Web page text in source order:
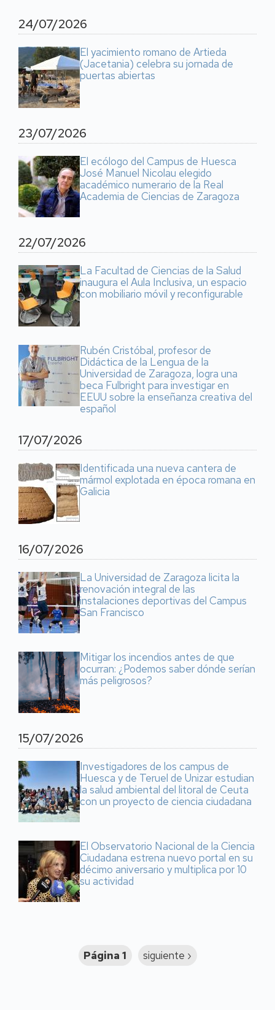
24/07/2026
El yacimiento romano de Artieda
(Jacetania) celebra su jornada de
puertas abiertas
23/07/2026
El ecólogo del Campus de Huesca
José Manuel Nicolau elegido
académico numerario de la Real
Academia de Ciencias de Zaragoza
22/07/2026
La Facultad de Ciencias de la Salud
inaugura el Aula Inclusiva, un espacio
con mobiliario móvil y reconfigurable
Rubén Cristóbal, profesor de
Didáctica de la Lengua de la
Universidad de Zaragoza, logra una
beca Fulbright para investigar en
EEUU sobre la enseñanza creativa del
español
17/07/2026
Identificada una nueva cantera de
mármol explotada en época romana en
Galicia
16/07/2026
La Universidad de Zaragoza licita la
renovación integral de las
instalaciones deportivas del Campus
San Francisco
Mitigar los incendios antes de que
ocurran: ¿Podemos saber dónde serían
más peligrosos?
15/07/2026
Investigadores de los campus de
Huesca y de Teruel de Unizar estudian
la salud ambiental del litoral de Ceuta
con un proyecto de ciencia ciudadana
El Observatorio Nacional de la Ciencia
Ciudadana estrena nuevo portal en su
décimo aniversario y multiplica por 10
su actividad
Página 1
Siguiente
siguiente ›